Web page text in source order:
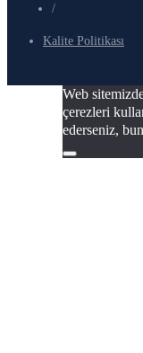
/
Kalite Politikası
Web
çerezleri
ederseniz,